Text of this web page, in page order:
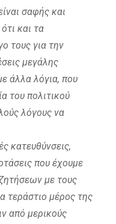
σαφής και
και τα
τους για την
μεγάλης
άλλα λόγια, που
του πολιτικού
λόγους να
κατευθύνσεις,
που έχουμε
με τους
τεράστιο μέρος της
από μερικούς